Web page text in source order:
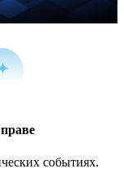
событиях.